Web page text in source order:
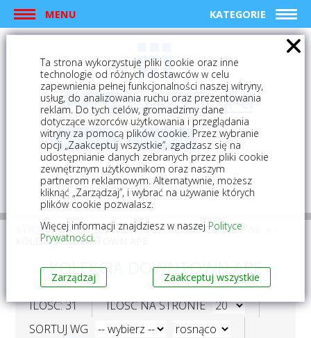
MENU KATEGORIE
logowanie rejestracja
Mój koszyk (0)
STRONA GŁÓWNA PŁYTKI
PŁYTKI PODŁOGOWE
KOLEKCJA DOWNTOWN APE
KOLEKCJA DOWNTOWN APE
ILOŚĆ: 31
ILOŚĆ NA STRONIE
SORTUJ WG
Ta strona wykorzystuje pliki cookie oraz inne
technologie od różnych dostawców w celu
zapewnienia pełnej funkcjonalności naszej witryny,
usług, do analizowania ruchu oraz prezentowania
reklam. Do tych celów, gromadzimy dane
dotyczące wzorców użytkowania i przeglądania
witryny za pomocą plików cookie. Przez wybranie
opcji „Zaakceptuj wszystkie”, zgadzasz się na
udostępnianie danych zebranych przez pliki cookie
zewnętrznym użytkownikom oraz naszym
partnerom reklamowym. Alternatywnie, możesz
kliknąć „Zarządzaj”, i wybrać na używanie których
plików cookie pozwalasz.
Więcej informacji znajdziesz w naszej Polityce
Prywatności.
Zarządzaj Zaakceptuj wszystkie